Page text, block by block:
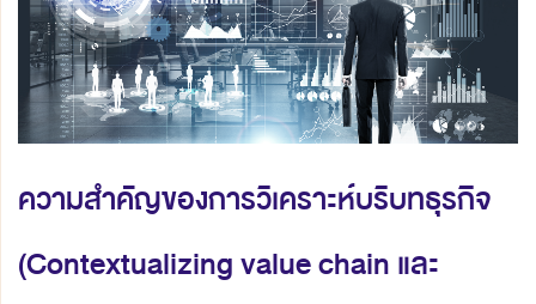
ความสำคัญของการวิเคราะห์บริบทธุรกิจ
(Contextualizing value chain และ